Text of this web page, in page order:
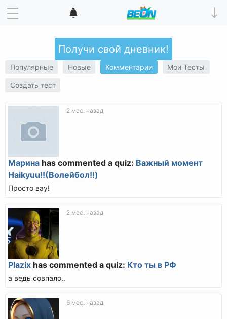
Получи свой дневник!
Популярные Новые Комментарии Мои Тесты
Создать тест
2 мес. назад
Марина has commented a quiz: Важный момент
Haikyuu!!(Волейбол!!)
Просто вау!
2 мес. назад
Plazix has commented a quiz: Кто ты в РФ
а ведь совпало..
6 мес. назад